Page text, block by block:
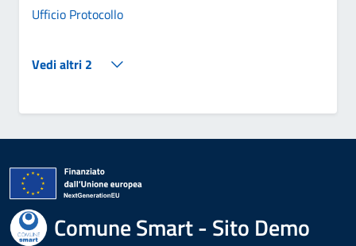
Ufficio Protocollo
Vedi altri 2
Comune Smart - Sito Demo